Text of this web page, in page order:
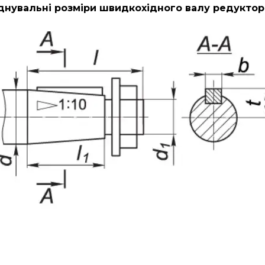
розміри швидкохідного валу